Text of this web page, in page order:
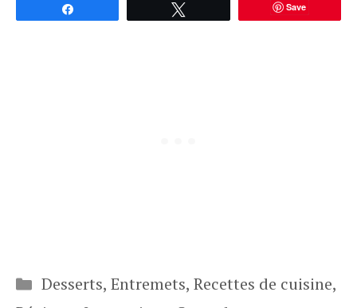
Save
Catégories
Desserts, Entremets, Recettes de cuisine,